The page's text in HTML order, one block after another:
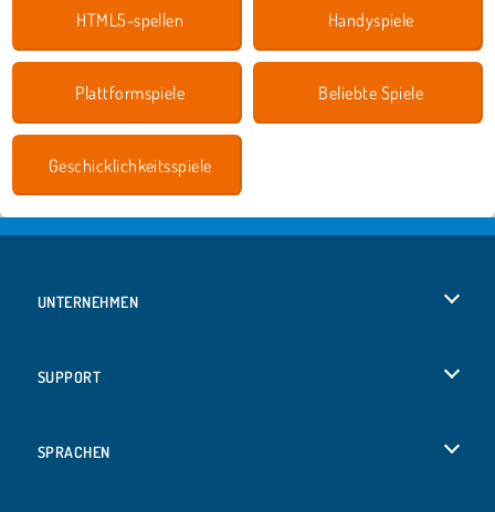
HTML5-spellen Handyspiele
Plattformspiele Beliebte Spiele
Geschicklichkeitsspiele
UNTERNEHMEN
SUPPORT
SPRACHEN